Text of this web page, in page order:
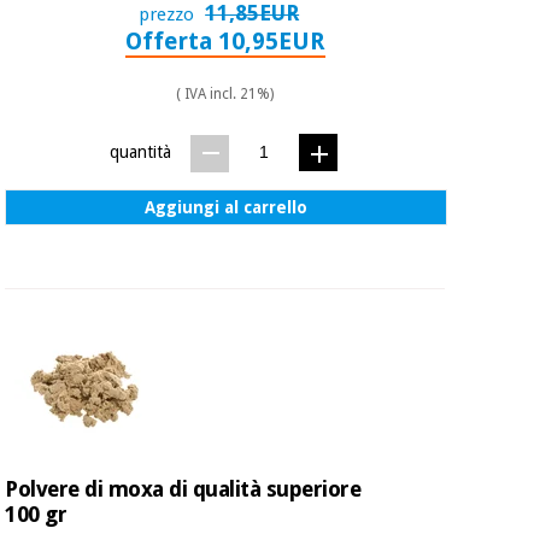
prezzo 11,85EUR
Offerta 10,95EUR
( IVA incl. 21%)
quantità
Aggiungi al carrello
Polvere di moxa di qualità superiore
100 gr